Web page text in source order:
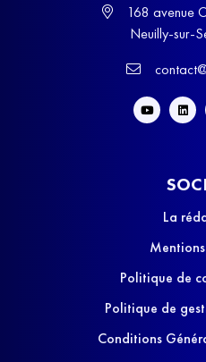
168 avenue
Neuilly-sur-
La
Politique de
Politique de
Conditions